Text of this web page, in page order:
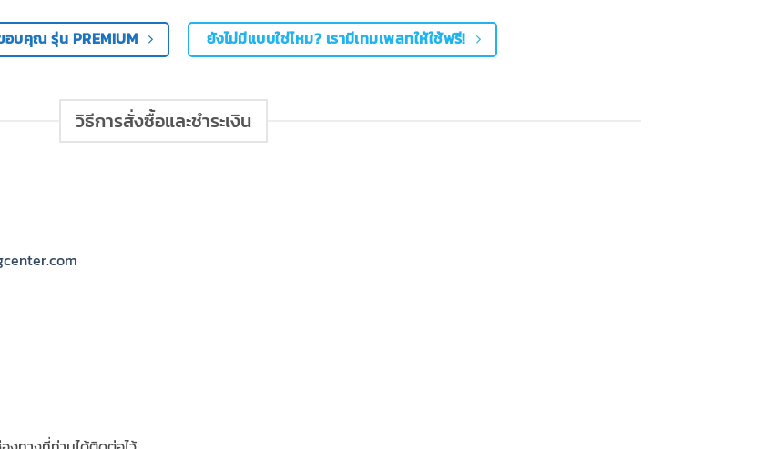
บคุณ รุ่น PREMIUM ยังไม่มีแบบใช่ไหม? เรามีเทมเพลทให้ใช้ฟรี!
วิธีการสั่งซื้อและชำระเงิน